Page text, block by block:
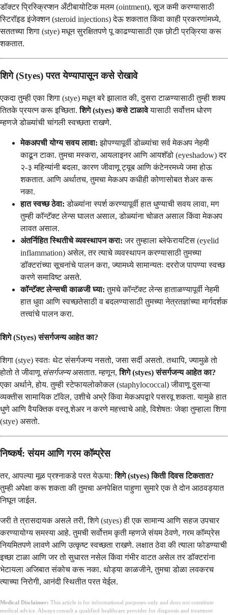
डॉक्टर प्रिस्क्रिप्शन अँटीबायोटिक मलम (ointment), सूज कमी करण्यासाठी
स्टिरॉइड इंजेक्शन (steroid injections) देऊ शकतात किंवा काही प्रकरणांमध्ये,
सततच्या शिगा (stye) मधून सुरक्षितपणे पू काढण्यासाठी एक छोटी प्रक्रिया करू
शकतात.
शिगे (Styes) परत येण्यापासून कसे रोखावे
एकदा तुम्ही एका शिगा (stye) मधून बरे झालात की, दुसरा टाळण्यासाठी तुम्ही शक्य
तितके प्रयत्न करू इच्छिता.शिगे (styes) कसे टाळावेयासाठी सर्वोत्तम धोरण
म्हणजे डोळ्यांची चांगली स्वच्छता राखणे.
मेकअपची योग्य सवय लावा: झोपण्यापूर्वी डोळ्यांचा सर्व मेकअप नेहमी
काढून टाका. तुमचा मस्करा, आयलाइनर आणि आयशॅडो (eyeshadow) दर
२-३ महिन्यांनी बदला, कारण जीवाणू ट्यूब आणि कंटेनरमध्ये जमा होऊ
शकतात. आणि अर्थातच, तुमचा मेकअप कधीही कोणासोबत शेअर करू
नका.
हात स्वच्छ ठेवा: डोळ्यांना स्पर्श करण्यापूर्वी हात धुण्याची सवय लावा, मग
तुम्ही कॉन्टॅक्ट लेन्स घालत असाल, डोळ्यांना चोळत असाल किंवा मेकअप
लावत असाल.
अंतर्निहित स्थितीचे व्यवस्थापन करा: जर तुम्हाला ब्लेफेरायटिस (eyelid
inflammation) असेल, तर त्याचे व्यवस्थापन करण्यासाठी तुमच्या
डॉक्टरांच्या सूचनांचे पालन करा, ज्यामध्ये सामान्यतः दररोज पापण्या स्वच्छ
करणे समाविष्ट असते.
कॉन्टॅक्ट लेन्सची काळजी घ्या: तुमचे कॉन्टॅक्ट लेन्स हाताळण्यापूर्वी नेहमी
हात धुवा आणि स्वच्छतेसाठी व बदलण्यासाठी तुमच्या नेत्रतज्ञांच्या मार्गदर्शक
तत्त्वांचे पालन करा.
शिगे (Styes) संसर्गजन्य आहेत का?
शिगा (stye) स्वतः थेट संसर्गजन्य नसतो, जसा सर्दी असतो. तथापि, ज्यामुळे तो
होतो ते जीवाणू संसर्गजन्यअसतात. म्हणून,शिगे (styes) संसर्गजन्य आहेत का?
एका अर्थाने, होय. तुम्ही स्टेफायलोकोकल (staphylococcal) जीवाणू दुसऱ्या
व्यक्तीस सामायिक टॉवेल, उशीचे अभ्रे किंवा मेकअपद्वारे पसरवू शकता. यामुळे हात
धुणे आणि वैयक्तिक वस्तू शेअर न करणे महत्त्वाचे आहे, विशेषतः जेव्हा तुम्हाला शिगा
(stye) असतो.
निष्कर्ष: संयम आणि गरम कॉम्प्रेस
तर, आपल्या मूळ प्रश्नाकडे परत येऊया:शिगे (styes) किती दिवस टिकतात?
तुम्ही अपेक्षा करू शकता की तुमचा अनपेक्षित पाहुणा सुमारे एक ते दोन आठवड्यात
निघून जाईल.
जरी ते त्रासदायक असले तरी, शिगे (styes) ही एक सामान्य आणि सहज उपचार
करण्यायोग्य समस्या आहे. तुमची सर्वोत्तम कृती म्हणजे संयम ठेवणे, गरम कॉम्प्रेस
नियमितपणे लावणे आणि उत्कृष्ट स्वच्छता राखणे. लक्षात ठेवा की त्याला फोडण्याची
इच्छा टाळा आणि जर तो सुधारत नसेल किंवा गंभीर वाटत असेल तर डॉक्टरांना
भेटायला अजिबात संकोच करू नका. थोड्या काळजीने, तुमचा डोळा लवकरच
त्याच्या निरोगी, आनंदी स्थितीत परत येईल.
Medical Disclaimer: This article is for informational purposes only and does not constitute
medical advice. Always consult a qualified healthcare provider for diagnosis and treatment